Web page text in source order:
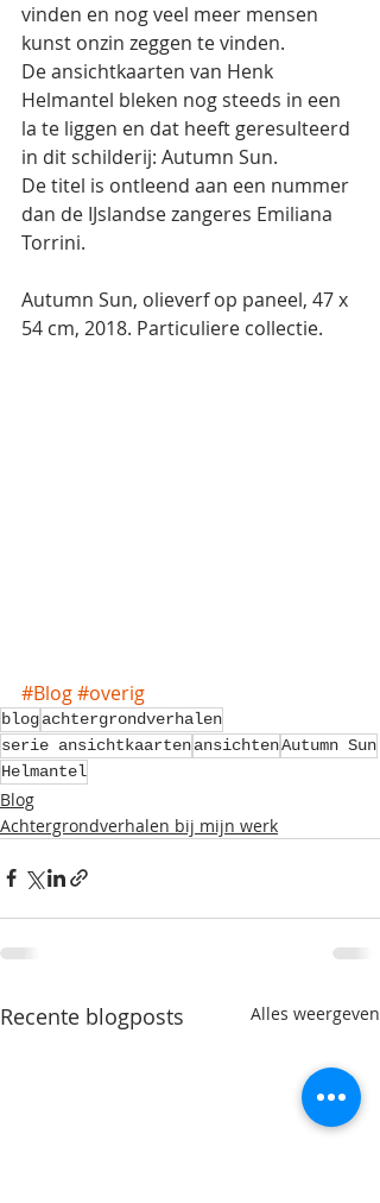
vinden en nog veel meer mensen
kunst onzin zeggen te vinden.
De ansichtkaarten van Henk
Helmantel bleken nog steeds in een
la te liggen en dat heeft geresulteerd
in dit schilderij: Autumn Sun.
De titel is ontleend aan een nummer
dan de IJslandse zangeres Emiliana
Torrini.
Autumn Sun, olieverf op paneel, 47 x
54 cm, 2018. Particuliere collectie.
#Blog#overig
blogachtergrondverhalen
serie ansichtkaartenansichtenAutumn Sun
Helmantel
Blog
Achtergrondverhalen bij mijn werk
Recente blogposts Alles weergeven